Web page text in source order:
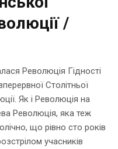
/
Революція Гідності
Столітньої
Як і Революція на
Революція, яка теж
що рівно сто років
учасників